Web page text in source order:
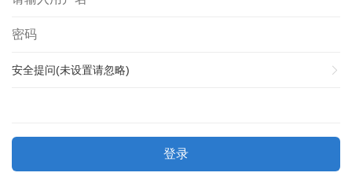
安全提问(未设置请忽略)
登录